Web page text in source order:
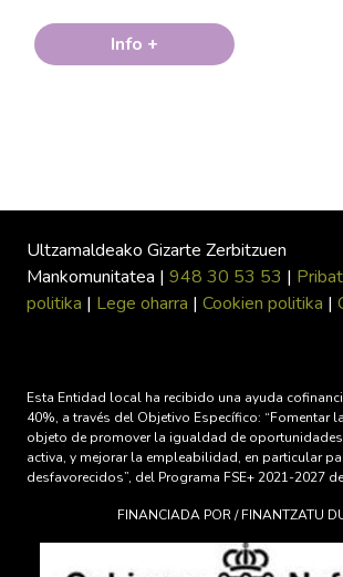
Info +
Ultzamaldeako Gizarte Zerbitzuen
Mankomunitatea | 948 30 53 53 |
politika | Lege oharra | Cookien politika |
Esta Entidad local ha recibido una ayuda
40%, a través del Objetivo Específico: “Fomentar
objeto de promover la igualdad de
activa, y mejorar la empleabilidad, en particular
desfavorecidos”, del Programa FSE+ 2021-2027
FINANCIADA POR / FINANTZATU